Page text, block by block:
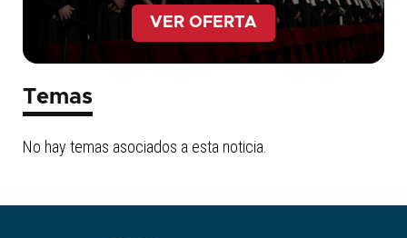
VER OFERTA
Temas
No hay temas asociados a esta noticia.